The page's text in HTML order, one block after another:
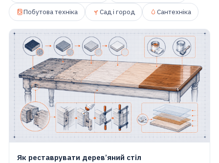
Побутова техніка Сад і город Сантехніка
Як реставрувати дерев’яний стіл